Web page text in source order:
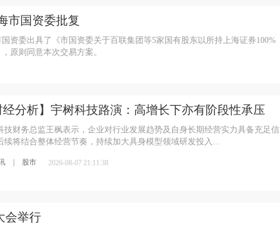
市国资委批复
资委出具了《市国资委关于百联集团等5家国有股东以所持上海证券100%
原则同意本次交易方案。
经分析】宇树科技路演：高增长下亦有阶段性承压
技财务总监王枫表示，企业对行业发展趋势及自身长期经营实力具备充足信
续将结合整体经营节奏，持续加大具身模型领域研发投入...
股市 2026-08-07 21:11:38
会举行